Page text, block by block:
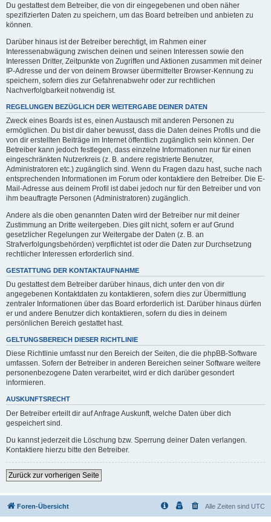
Du gestattest dem Betreiber, die von dir eingegebenen und oben näher
spezifizierten Daten zu speichern, um das Board betreiben und anbieten zu
können.
Darüber hinaus ist der Betreiber berechtigt, im Rahmen einer
Interessenabwägung zwischen deinen und seinen Interessen sowie den
Interessen Dritter, Zeitpunkte von Zugriffen und Aktionen zusammen mit deiner
IP-Adresse und der von deinem Browser übermittelter Browser-Kennung zu
speichern, sofern dies zur Gefahrenabwehr oder zur rechtlichen
Nachverfolgbarkeit notwendig ist.
REGELUNGEN BEZÜGLICH DER WEITERGABE DEINER DATEN
Zweck eines Boards ist es, einen Austausch mit anderen Personen zu
ermöglichen. Du bist dir daher bewusst, dass die Daten deines Profils und die
von dir erstellten Beiträge im Internet öffentlich zugänglich sein können. Der
Betreiber kann jedoch festlegen, dass einzelne Informationen nur für einen
eingeschränkten Nutzerkreis (z. B. andere registrierte Benutzer,
Administratoren etc.) zugänglich sind. Wenn du Fragen dazu hast, suche nach
entsprechenden Informationen im Forum oder kontaktiere den Betreiber. Die E-
Mail-Adresse aus deinem Profil ist dabei jedoch nur für den Betreiber und von
ihm beauftragte Personen (Administratoren) zugänglich.
Andere als die oben genannten Daten wird der Betreiber nur mit deiner
Zustimmung an Dritte weitergeben. Dies gilt nicht, sofern er auf Grund
gesetzlicher Regelungen zur Weitergabe der Daten (z. B. an
Strafverfolgungsbehörden) verpflichtet ist oder die Daten zur Durchsetzung
rechtlicher Interessen erforderlich sind.
GESTATTUNG DER KONTAKTAUFNAHME
Du gestattest dem Betreiber darüber hinaus, dich unter den von dir
angegebenen Kontaktdaten zu kontaktieren, sofern dies zur Übermittlung
zentraler Informationen über das Board erforderlich ist. Darüber hinaus dürfen
er und andere Benutzer dich kontaktieren, sofern du dies in deinem
persönlichen Bereich gestattet hast.
GELTUNGSBEREICH DIESER RICHTLINIE
Diese Richtlinie umfasst nur den Bereich der Seiten, die die phpBB-Software
umfassen. Sofern der Betreiber in anderen Bereichen seiner Software weitere
personenbezogene Daten verarbeitet, wird er dich darüber gesondert
informieren.
AUSKUNFTSRECHT
Der Betreiber erteilt dir auf Anfrage Auskunft, welche Daten über dich
gespeichert sind.
Du kannst jederzeit die Löschung bzw. Sperrung deiner Daten verlangen.
Kontaktiere hierzu bitte den Betreiber.
Zurück zur vorherigen Seite
Foren-Übersicht Alle Zeiten sind UTC